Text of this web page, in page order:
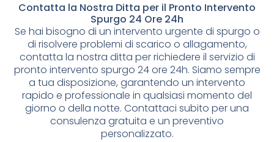
Contatta la Nostra Ditta per il Pronto Intervento
Spurgo 24 Ore 24h
Se hai bisogno di un intervento urgente di spurgo o
di risolvere problemi di scarico o allagamento,
contatta la nostra ditta per richiedere il servizio di
pronto intervento spurgo 24 ore 24h. Siamo sempre
a tua disposizione, garantendo un intervento
rapido e professionale in qualsiasi momento del
giorno o della notte. Contattaci subito per una
consulenza gratuita e un preventivo
personalizzato.